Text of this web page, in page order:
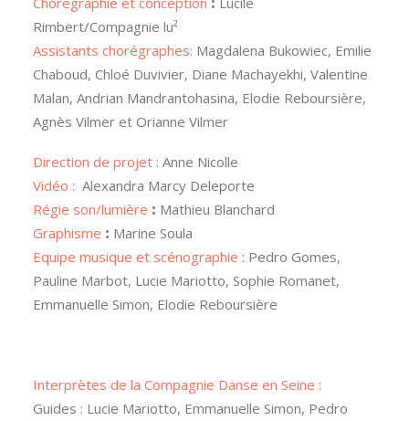
Rimbert/Compagnie lu²
Assistants chorégraphes: Magdalena Bukowiec, Emilie
Chaboud, Chloé Duvivier, Diane Machayekhi, Valentine
Malan, Andrian Mandrantohasina, Elodie Reboursière,
Agnès Vilmer et Orianne Vilmer
Direction de projet : Anne Nicolle
Vidéo : Alexandra Marcy Deleporte
Régie son/lumière : Mathieu Blanchard
Graphisme : Marine Soula
Equipe musique et scénographie : Pedro Gomes,
Pauline Marbot, Lucie Mariotto, Sophie Romanet,
Emmanuelle Simon, Elodie Reboursière
Interprètes de la Compagnie Danse en Seine :
Guides : Lucie Mariotto, Emmanuelle Simon, Pedro